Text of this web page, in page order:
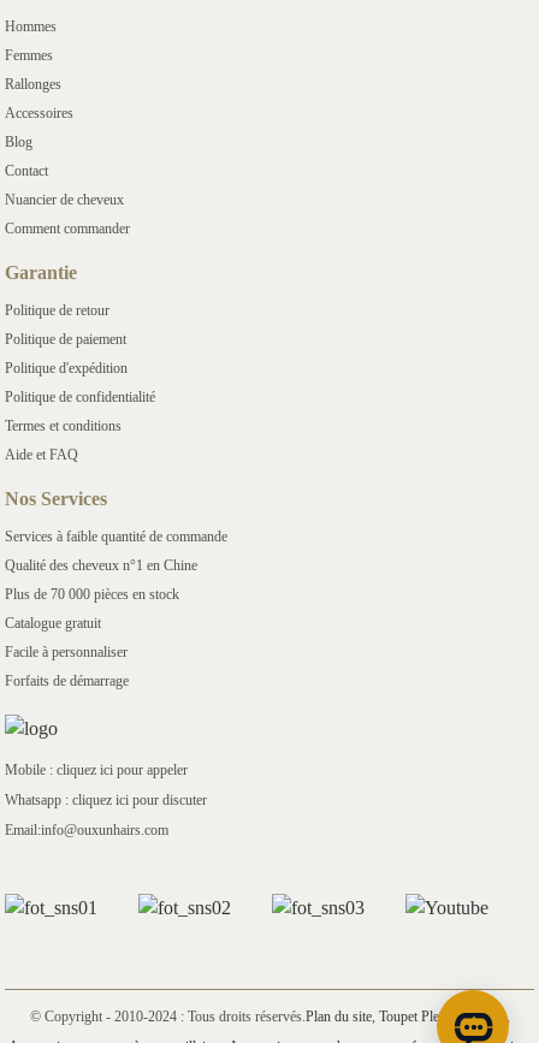
Hommes
Femmes
Rallonges
Accessoires
Blog
Contact
Nuancier de cheveux
Comment commander
Garantie
Politique de retour
Politique de paiement
Politique d'expédition
Politique de confidentialité
Termes et conditions
Aide et FAQ
Nos Services
Services à faible quantité de commande
Qualité des cheveux n°1 en Chine
Plus de 70 000 pièces en stock
Catalogue gratuit
Facile à personnaliser
Forfaits de démarrage
Mobile : cliquez ici pour appeler
Whatsapp : cliquez ici pour discuter
Email:info@ouxunhairs.com
© Copyright - 2010-2024 : Tous droits réservés.Plan du site, Toupet Pleine Dentelle,